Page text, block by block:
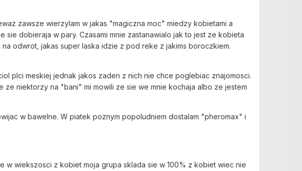
zawsze wierzylam w jakas "magiczna moc" miedzy kobietami a
dobieraja w pary. Czasami mnie zastanawialo jak to jest ze kobieta
odwrot, jakas super laska idzie z pod reke z jakims boroczkiem.
plci meskiej jednak jakos zaden z nich nie chce poglebiac znajomosci.
niektorzy na "bani" mi mowili ze sie we mnie kochaja albo ze jestem
w bawelne. W piatek poznym popoludniem dostalam "pheromax" i
wiekszosci z kobiet moja grupa sklada sie w 100% z kobiet wiec nie